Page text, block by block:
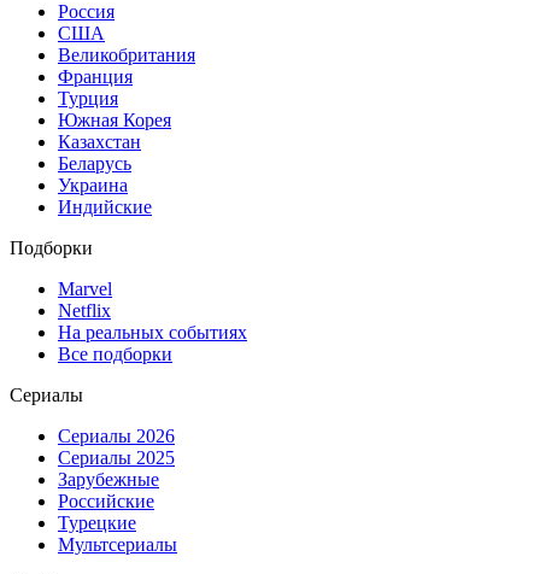
Россия
США
Великобритания
Франция
Турция
Южная Корея
Казахстан
Беларусь
Украина
Индийские
Подборки
Marvel
Netflix
На реальных событиях
Все подборки
Сериалы
Сериалы 2026
Сериалы 2025
Зарубежные
Российские
Турецкие
Мультсериалы